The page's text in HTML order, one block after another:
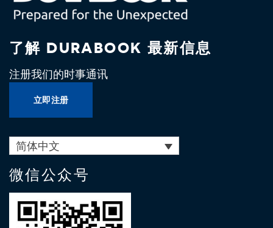
了解 DURABOOK 最新信息
注册我们的时事通讯
立即注册
简体中文
微信公众号